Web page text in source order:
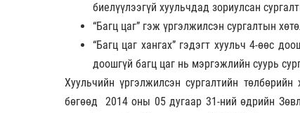
биелүүлээгүй хуульчдад зориулсан
“Багц цаг” гэж үргэлжилсэн сургалтын
“Багц цаг хангах” гэдэгт хуульч 4-өөс
доошгүй багц цаг нь мэргэжлийн суурь
Хуульчийн үргэлжилсэн сургалтийн
бөгөөд 2014 оны 05 дугаар 31-ний өдрийн